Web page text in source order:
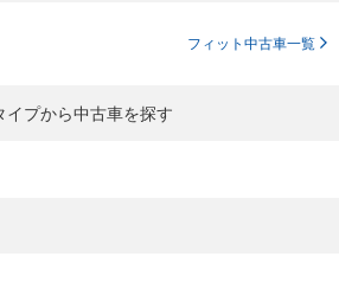
フィット中古車一覧
プから中古車を探す